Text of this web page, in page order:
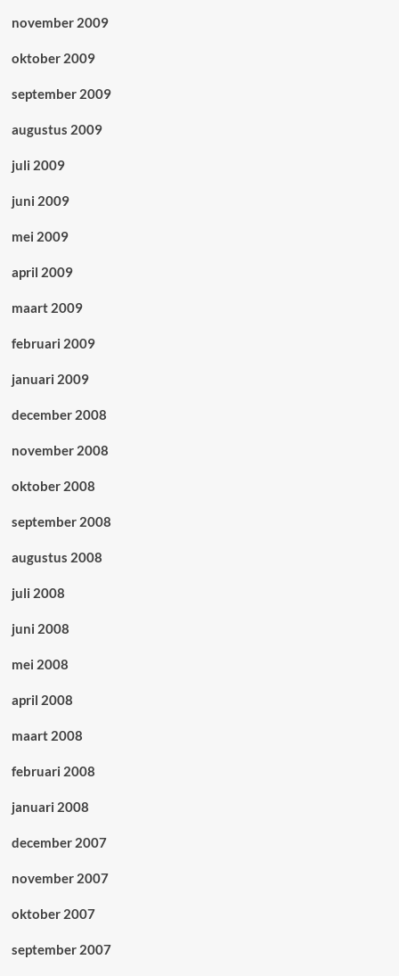
november 2009
oktober 2009
september 2009
augustus 2009
juli 2009
juni 2009
mei 2009
april 2009
maart 2009
februari 2009
januari 2009
december 2008
november 2008
oktober 2008
september 2008
augustus 2008
juli 2008
juni 2008
mei 2008
april 2008
maart 2008
februari 2008
januari 2008
december 2007
november 2007
oktober 2007
september 2007